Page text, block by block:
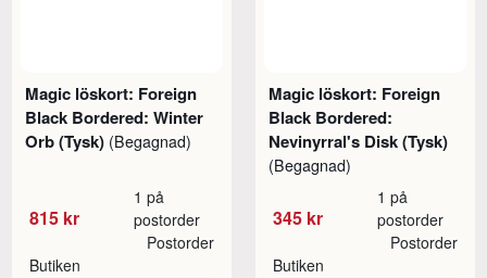
Magic löskort: Foreign
Black Bordered: Winter
Orb (Tysk) (Begagnad)
815 kr
1 på
postorder
Butiken
Postorder
Magic löskort: Foreign
Black Bordered:
Nevinyrral's Disk (Tysk)
(Begagnad)
345 kr
1 på
postorder
Butiken
Postorder